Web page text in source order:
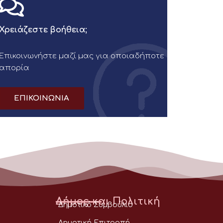
Χρειάζεστε βοήθεια;
Επικοινωνήστε μαζί μας για οποιαδήποτε
απορία
ΕΠΙΚΟΙΝΩΝΙΑ
Δήμος και Πολιτική
Δημοτικό Συμβούλιο